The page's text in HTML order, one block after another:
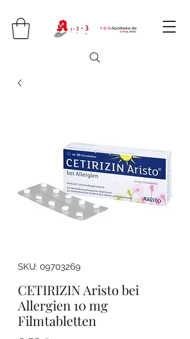
SKU: 09703269
CETIRIZIN Aristo bei
Allergien 10 mg
Filmtabletten